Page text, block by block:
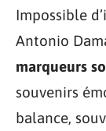
Impossible
Antonio
marqueurs
souvenirs
balance,